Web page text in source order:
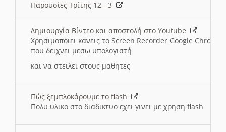
Παρουσίες Τρίτης 12 - 3
Δημιουργία Βίντεο και αποστολή στο Youtube
Χρησιμοποιει κανεις το Screen Recorder Google Chrome
που δειχνει μεσω υπολογιστή
και να στειλει στους μαθητες
Πώς ξεμπλοκάρουμε το flash
Πολυ υλικο στο διαδικτυο εχει γινει με χρηση flash